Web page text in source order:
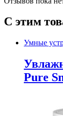
С этим
Умные
Pure